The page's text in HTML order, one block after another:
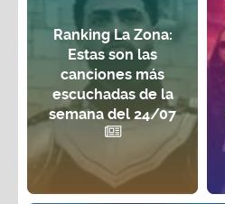
Ranking La Zona:
Estas son las
canciones más
escuchadas de la
semana del 24/07